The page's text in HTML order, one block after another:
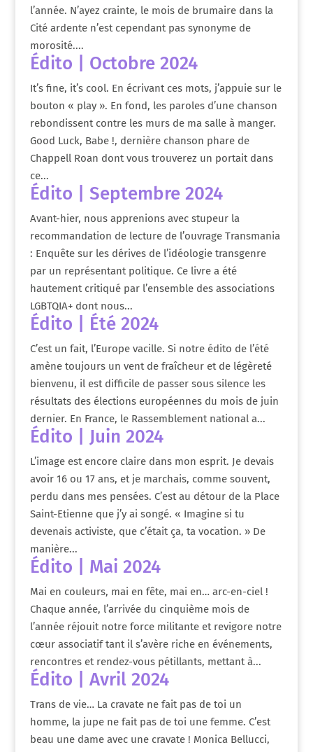
l’année. N’ayez crainte, le mois de brumaire dans la
Cité ardente n’est cependant pas synonyme de
morosité....
Édito | Octobre 2024
It’s fine, it’s cool. En écrivant ces mots, j’appuie sur le
bouton « play ». En fond, les paroles d’une chanson
rebondissent contre les murs de ma salle à manger.
Good Luck, Babe !, dernière chanson phare de
Chappell Roan dont vous trouverez un portait dans
ce...
Édito | Septembre 2024
Avant-hier, nous apprenions avec stupeur la
recommandation de lecture de l’ouvrage Transmania
: Enquête sur les dérives de l’idéologie transgenre
par un représentant politique. Ce livre a été
hautement critiqué par l’ensemble des associations
LGBTQIA+ dont nous...
Édito | Été 2024
C’est un fait, l’Europe vacille. Si notre édito de l’été
amène toujours un vent de fraîcheur et de légèreté
bienvenu, il est difficile de passer sous silence les
résultats des élections européennes du mois de juin
dernier. En France, le Rassemblement national a...
Édito | Juin 2024
L’image est encore claire dans mon esprit. Je devais
avoir 16 ou 17 ans, et je marchais, comme souvent,
perdu dans mes pensées. C’est au détour de la Place
Saint-Etienne que j’y ai songé. « Imagine si tu
devenais activiste, que c’était ça, ta vocation. » De
manière...
Édito | Mai 2024
Mai en couleurs, mai en fête, mai en… arc-en-ciel !
Chaque année, l’arrivée du cinquième mois de
l’année réjouit notre force militante et revigore notre
cœur associatif tant il s’avère riche en événements,
rencontres et rendez-vous pétillants, mettant à...
Édito | Avril 2024
Trans de vie… La cravate ne fait pas de toi un
homme, la jupe ne fait pas de toi une femme. C’est
beau une dame avec une cravate ! Monica Bellucci,